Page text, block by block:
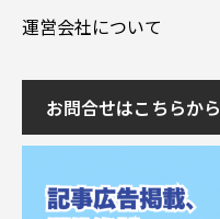
運営会社について
お問合せはこちらから